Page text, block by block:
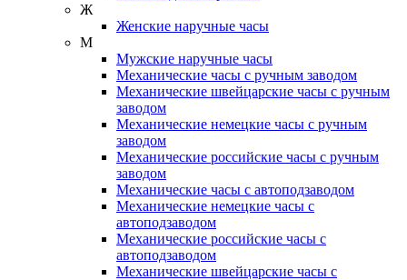
Ж
Женские наручные часы
М
Мужские наручные часы
Механические часы с ручным заводом
Механические швейцарские часы с ручным
заводом
Механические немецкие часы с ручным
заводом
Механические российские часы с ручным
заводом
Механические часы с автоподзаводом
Механические немецкие часы с
автоподзаводом
Механические российские часы с
автоподзаводом
Механические швейцарские часы с